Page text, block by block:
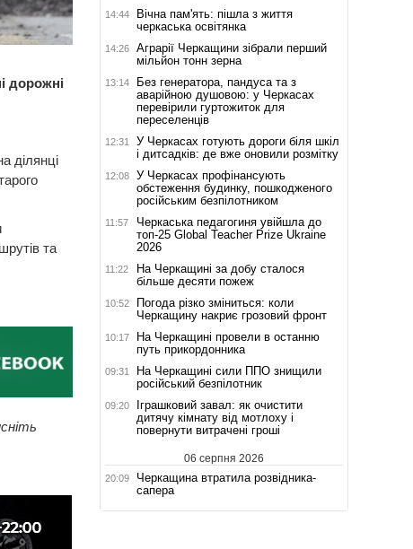
дорожні
ділянці
та
14:44
Вічна пам'ять: пішла з життя
черкаська освітянка
14:26
Аграрії Черкащини зібрали перший
мільйон тонн зерна
13:14
Без генератора, пандуса та з
аварійною душовою: у Черкасах
перевірили гуртожиток для
переселенців
12:31
У Черкасах готують дороги біля шкіл
і дитсадків: де вже оновили розмітку
12:08
У Черкасах профінансують
обстеження будинку, пошкодженого
російським безпілотником
11:57
Черкаська педагогиня увійшла до
топ-25 Global Teacher Prize Ukraine
2026
11:22
На Черкащині за добу сталося
більше десяти пожеж
10:52
Погода різко зміниться: коли
Черкащину накриє грозовий фронт
10:17
На Черкащині провели в останню
путь прикордонника
09:31
На Черкащині сили ППО знищили
російський безпілотник
09:20
Іграшковий завал: як очистити
дитячу кімнату від мотлоху і
повернути витрачені гроші
06 серпня 2026
20:09
Черкащина втратила розвідника-
сапера